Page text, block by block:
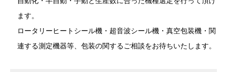
ます。
ロータリーヒートシール機・超音波シール機・真空包装機・関
連する測定機器等、包装の関するご相談をお待ちいたします。